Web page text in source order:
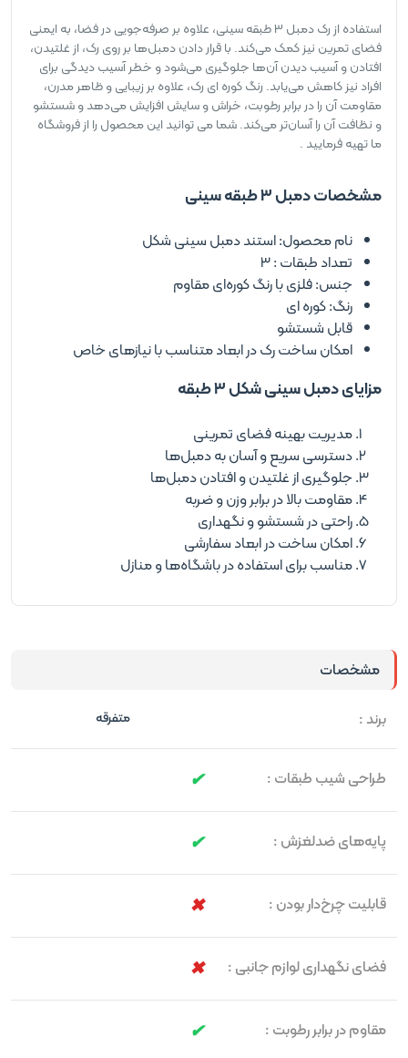
استفاده از رک دمبل 3 طبقه سینی، علاوه بر صرفه‌جویی در فضا، به ایمنی
فضای تمرین نیز کمک می‌کند. با قرار دادن دمبل‌ها بر روی رک، از غلتیدن،
افتادن و آسیب دیدن آن‌ها جلوگیری می‌شود و خطر آسیب دیدگی برای
افراد نیز کاهش می‌یابد. رنگ کوره ای رک، علاوه بر زیبایی و ظاهر مدرن،
مقاومت آن را در برابر رطوبت، خراش و سایش افزایش می‌دهد و شستشو
و نظافت آن را آسان‌تر می‌کند. شما می توانید این محصول را از فروشگاه
ما تهیه فرمایید .
مشخصات دمبل 3 طبقه سینی
نام محصول: استند دمبل سینی شکل
تعداد طبقات : 3
جنس: فلزی با رنگ کوره‌ای مقاوم
رنگ: کوره ای
قابل شستشو
امکان ساخت رک در ابعاد متناسب با نیازهای خاص
مزایای دمبل سینی شکل 3 طبقه
مدیریت بهینه فضای تمرینی
دسترسی سریع و آسان به دمبل‌ها
جلوگیری از غلتیدن و افتادن دمبل‌ها
مقاومت بالا در برابر وزن و ضربه
راحتی در شستشو و نگهداری
امکان ساخت در ابعاد سفارشی
مناسب برای استفاده در باشگاه‌ها و منازل
مشخصات
برند :
متفرقه
طراحی شیب طبقات :
پایه‌های ضدلغزش :
قابلیت چرخ‌دار بودن :
فضای نگهداری لوازم جانبی :
مقاوم در برابر رطوبت :